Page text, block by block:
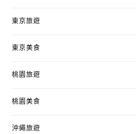
東京旅遊
東京美食
桃園旅遊
桃園美食
沖繩旅遊